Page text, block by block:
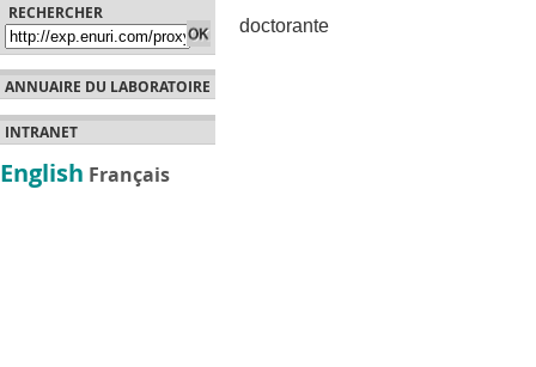
RECHERCHER
ANNUAIRE DU LABORATOIRE
INTRANET
English Français
doctorante